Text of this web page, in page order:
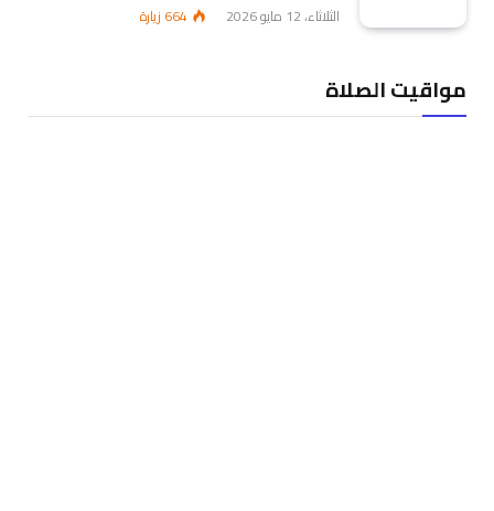
الثلاثاء، 12 مايو 2026 664 زيارة
مواقيت الصلاة